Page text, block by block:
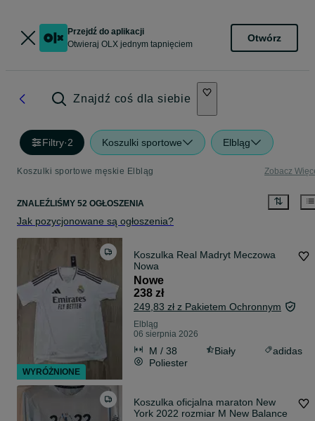
Przejdź do aplikacji
Otwieraj OLX jednym tapnięciem
Otwórz
Znajdź coś dla siebie
Filtry·2 Koszulki sportowe Elbląg
Koszulki sportowe męskie Elbląg Zobacz
ZNALEŹLIŚMY 52 OGŁOSZENIA
Jak pozycjonowane są ogłoszenia?
Koszulka Real Madryt Meczowa
Nowa
Nowe
238 zł
249,83 zł z Pakietem Ochronnym
Elbląg
06 sierpnia 2026
M / 38 Biały
adidas
Poliester
Koszulka oficjalna maraton New
York 2022 rozmiar M New Balance
WYRÓŻNIONE